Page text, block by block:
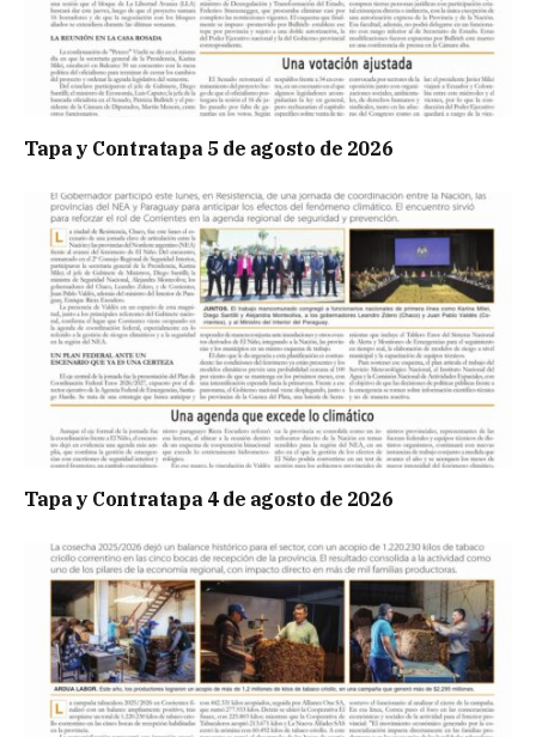
Tapa y Contratapa 5 de agosto de 2026
Tapa y Contratapa 4 de agosto de 2026